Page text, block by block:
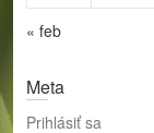
« feb
Meta
Prihlásiť sa